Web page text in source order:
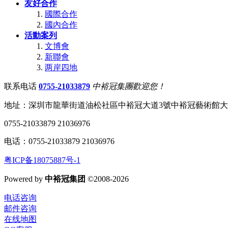
友好合作
國際合作
國內合作
活動案列
文博會
新聯會
两岸四地
联系电话 0755-21033879 中裕冠集團歡迎您！
地址：深圳市龍華街道油松社區中裕冠大道3號中裕冠藝術館
0755-21033879 21036976
电话：0755-21033879 21036976
粤ICP备18075887号-1
Powered by 中裕冠集团 ©2008-2026
电话咨询
邮件咨询
在线地图